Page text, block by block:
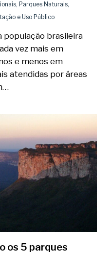
, Parques Naturais,
e Uso Público
população brasileira
vez mais em
e menos em
atendidas por áreas
os 5 parques